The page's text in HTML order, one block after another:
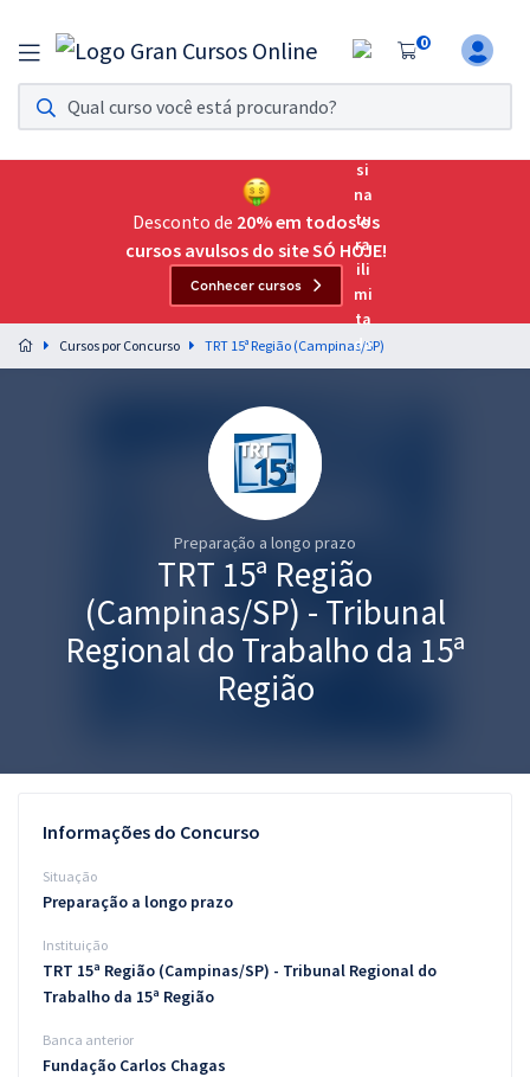
0
Assinatura Ilimitada 11
Acesso a todos os cursos. Teste grátis por 7 dias!
Assinatura OAB Até Passar
Acesso ilimitado a toda preparação para o Exame da
Preparação completa e intensiva para as principais
residências em saúde do Brasil
Graduação
Questões grátis
Conteúdo gratuito
Blog
Aprovados
Atendimento
Desconto de 20% em todos os
cursos avulsos do site SÓ HOJE!
Conhecer cursos
Cursos por Concurso TRT 15ª Região (Campinas/SP)
Preparação a longo prazo
TRT 15ª Região
(Campinas/SP) - Tribunal
Regional do Trabalho da 15ª
Região
Informações do Concurso
Situação
Preparação a longo prazo
Instituição
TRT 15ª Região (Campinas/SP) - Tribunal Regional do
Trabalho da 15ª Região
Banca anterior
Fundação Carlos Chagas